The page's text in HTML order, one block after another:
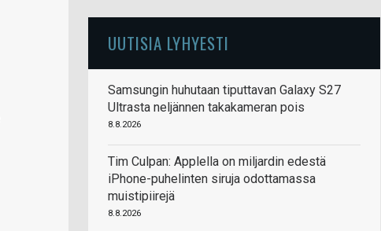
UUTISIA LYHYESTI
Samsungin huhutaan tiputtavan Galaxy S27
Ultrasta neljännen takakameran pois
8.8.2026
Tim Culpan: Applella on miljardin edestä
iPhone-puhelinten siruja odottamassa
muistipiirejä
8.8.2026